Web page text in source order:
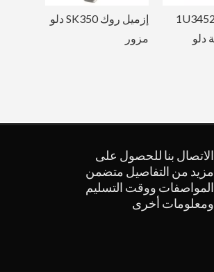
كاتربيلر 1U3452RC
J460 سلسلة دلو
الاتصال بنا للحصول على
مزيد من التفاصيل متضمن
المواصفات ووقت التسليم
ومعلومات أخرى